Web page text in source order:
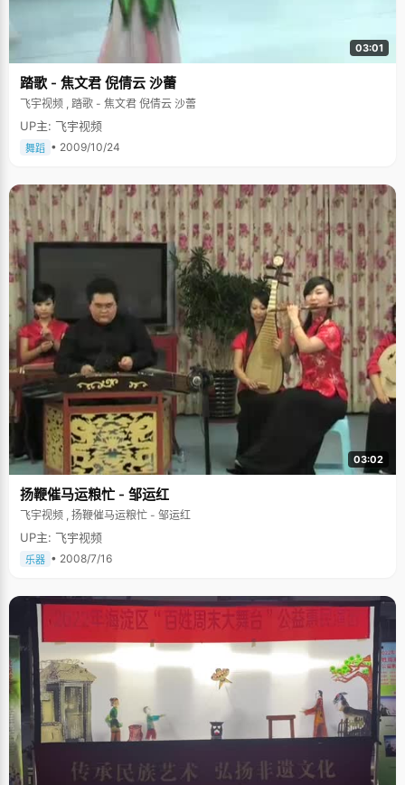
都是以后走上社会的必备。忙了工作，汪天一的学习也没落下，他悄悄吐
露，上个学年他的成绩班级第一呢。 当初选择电子工程系的时候，汪天一的
理想是做第三代互联网，即3G，没想到随着网络技术的高速发展，如今3G
已经渐趋完善了。"我得再想想做个什么好"，汪天一挠挠头发，"现在先把专
业学好吧，做个合格的清华生。"什么算是合格的清华男生呢？汪天一的答案
是：专业过硬，社会工作要好，对社会有足够的责任心。他一直在这么努力
着，我们也期待着三年之后再次见到汪天一时候的样子，一定能如他所愿
吧。
03:01
踏歌 - 焦文君 倪倩云 沙蕾
飞宇视频 , 踏歌 - 焦文君 倪倩云 沙蕾
UP主: 飞宇视频
舞蹈 • 2009/10/24
03:02
扬鞭催马运粮忙 - 邹运红
飞宇视频 , 扬鞭催马运粮忙 - 邹运红
UP主: 飞宇视频
乐器 • 2008/7/16